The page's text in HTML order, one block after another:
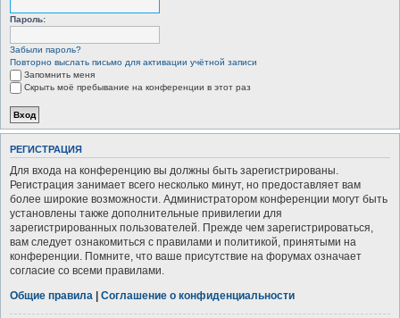
Пароль:
Забыли пароль?
Повторно выслать письмо для активации учётной записи
Запомнить меня
Скрыть моё пребывание на конференции в этот раз
РЕГИСТРАЦИЯ
Для входа на конференцию вы должны быть зарегистрированы.
Регистрация занимает всего несколько минут, но предоставляет вам
более широкие возможности. Администратором конференции могут быть
установлены также дополнительные привилегии для
зарегистрированных пользователей. Прежде чем зарегистрироваться,
вам следует ознакомиться с правилами и политикой, принятыми на
конференции. Помните, что ваше присутствие на форумах означает
согласие со всеми правилами.
Общие правила | Соглашение о конфиденциальности